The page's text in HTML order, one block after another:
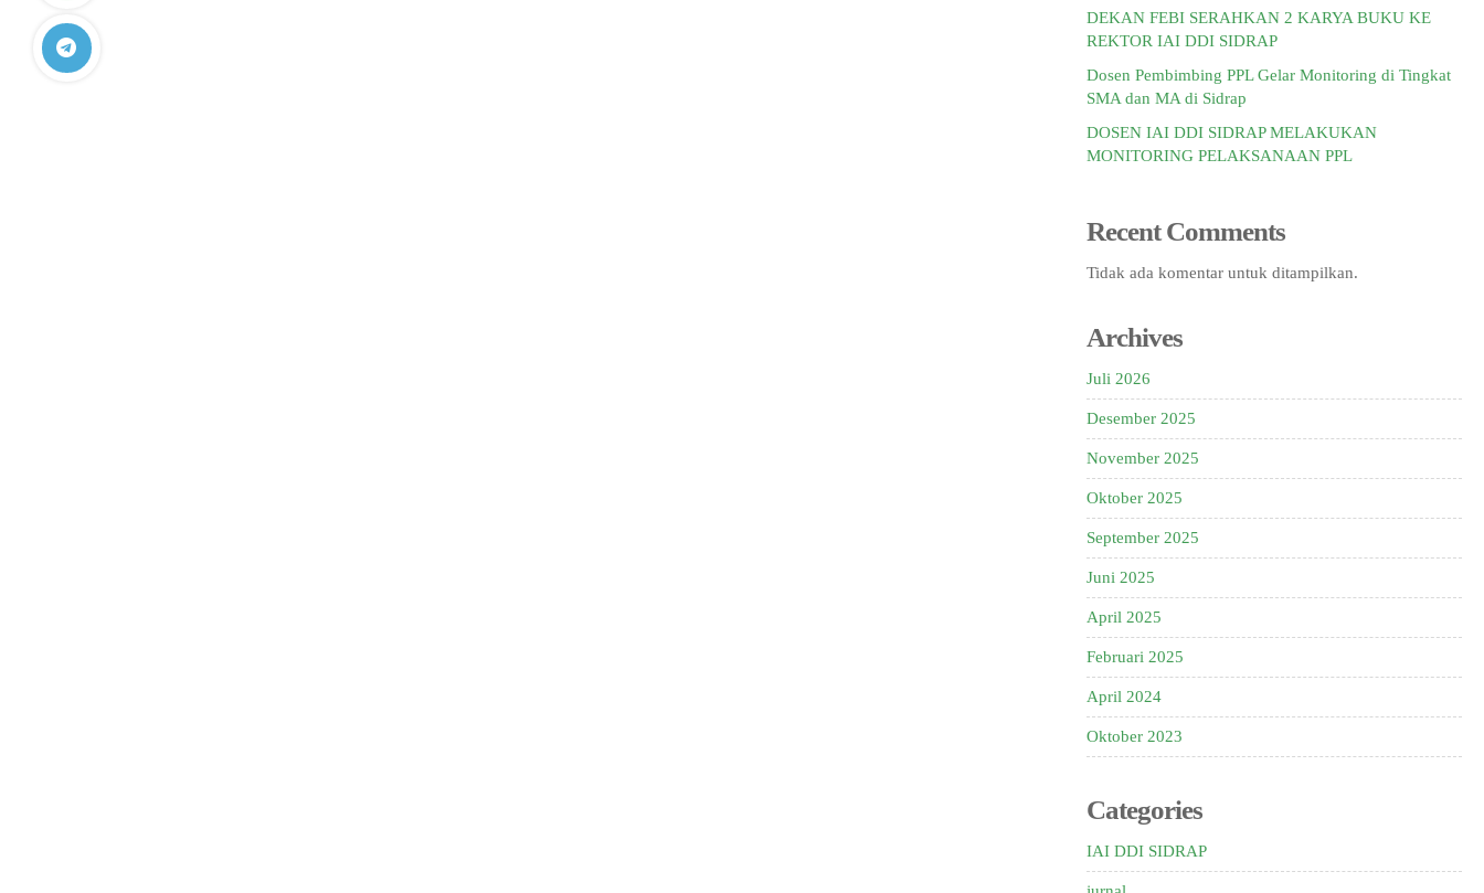
DEKAN FEBI SERAHKAN 2 KARYA BUKU KE
REKTOR IAI DDI SIDRAP
Dosen Pembimbing PPL Gelar Monitoring di Tingkat
SMA dan MA di Sidrap
DOSEN IAI DDI SIDRAP MELAKUKAN
MONITORING PELAKSANAAN PPL
Recent Comments
Tidak ada komentar untuk ditampilkan.
Archives
Juli 2026
Desember 2025
November 2025
Oktober 2025
September 2025
Juni 2025
April 2025
Februari 2025
April 2024
Oktober 2023
Categories
IAI DDI SIDRAP